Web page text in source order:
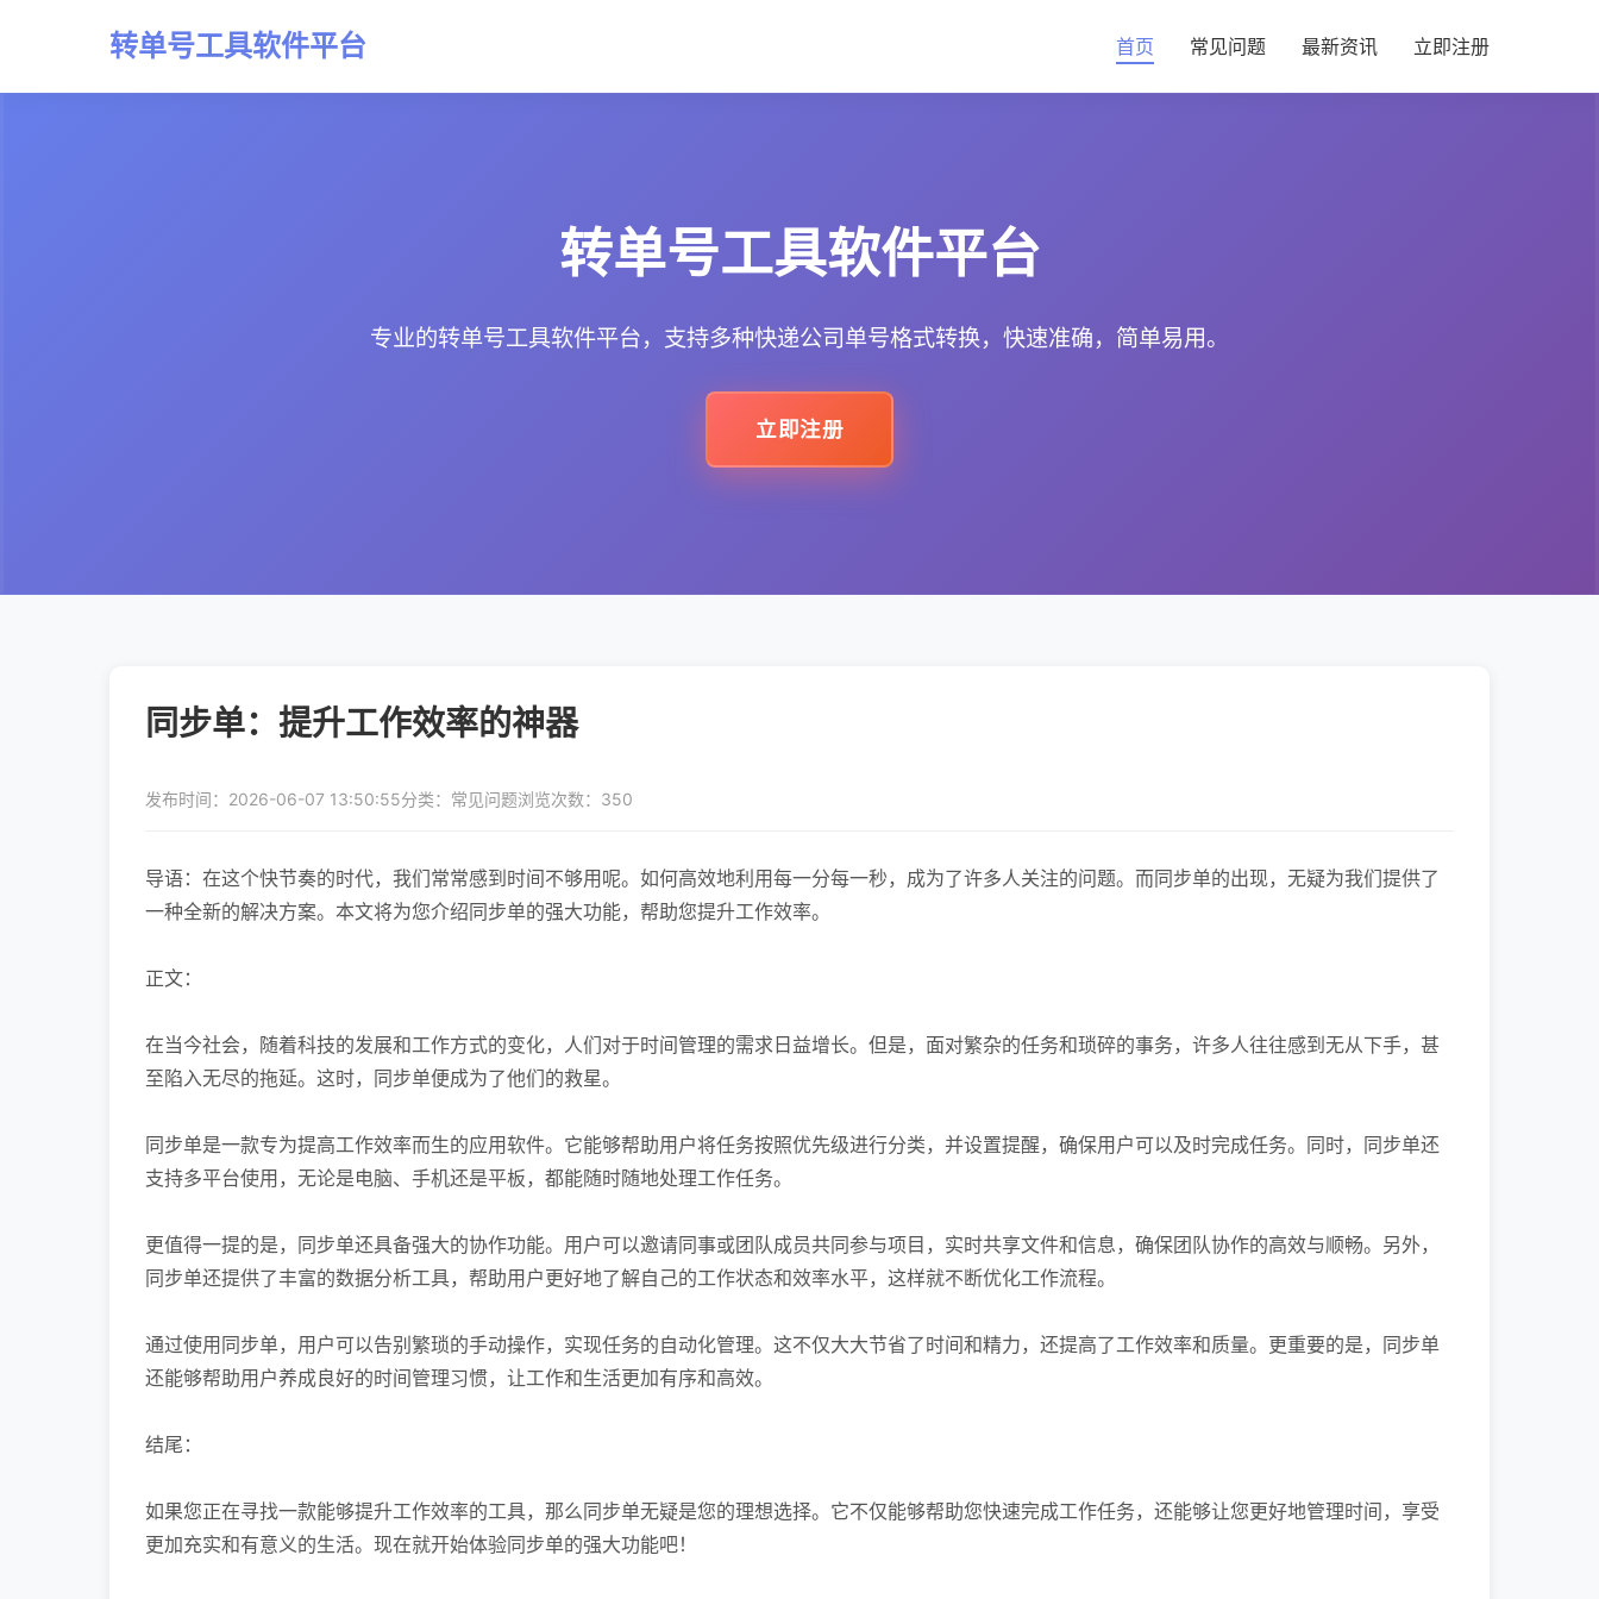
转单号工具软件平台 首页 常见问题 最新资讯 立即注册
转单号工具软件平台
专业的转单号工具软件平台，支持多种快递公司单号格式转换，快速准确，简单易用。
立即注册
同步单：提升工作效率的神器
发布时间：2026-06-07 13:50:55分类：常见问题浏览次数：350
导语：在这个快节奏的时代，我们常常感到时间不够用呢。如何高效地利用每一分每一秒，成为了许多人关注的问题。而同步单的出现，无疑为我们提供了
一种全新的解决方案。本文将为您介绍同步单的强大功能，帮助您提升工作效率。
正文：
在当今社会，随着科技的发展和工作方式的变化，人们对于时间管理的需求日益增长。但是，面对繁杂的任务和琐碎的事务，许多人往往感到无从下手，甚
至陷入无尽的拖延。这时，同步单便成为了他们的救星。
同步单是一款专为提高工作效率而生的应用软件。它能够帮助用户将任务按照优先级进行分类，并设置提醒，确保用户可以及时完成任务。同时，同步单还
支持多平台使用，无论是电脑、手机还是平板，都能随时随地处理工作任务。
更值得一提的是，同步单还具备强大的协作功能。用户可以邀请同事或团队成员共同参与项目，实时共享文件和信息，确保团队协作的高效与顺畅。另外，
同步单还提供了丰富的数据分析工具，帮助用户更好地了解自己的工作状态和效率水平，这样就不断优化工作流程。
通过使用同步单，用户可以告别繁琐的手动操作，实现任务的自动化管理。这不仅大大节省了时间和精力，还提高了工作效率和质量。更重要的是，同步单
还能够帮助用户养成良好的时间管理习惯，让工作和生活更加有序和高效。
结尾：
如果您正在寻找一款能够提升工作效率的工具，那么同步单无疑是您的理想选择。它不仅能够帮助您快速完成工作任务，还能够让您更好地管理时间，享受
更加充实和有意义的生活。现在就开始体验同步单的强大功能吧！